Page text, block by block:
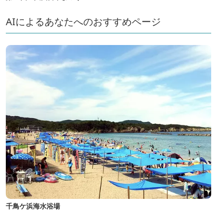
AIによるあなたへのおすすめページ
千鳥ケ浜海水浴場